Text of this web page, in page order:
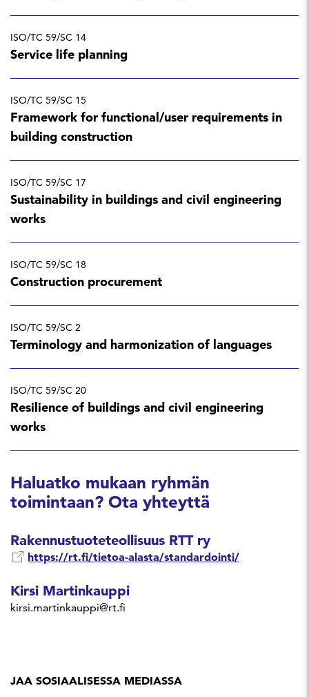
ISO/TC 59/SC 14
Service life planning
ISO/TC 59/SC 15
Framework for functional/user requirements in
building construction
ISO/TC 59/SC 17
Sustainability in buildings and civil engineering
works
ISO/TC 59/SC 18
Construction procurement
ISO/TC 59/SC 2
Terminology and harmonization of languages
ISO/TC 59/SC 20
Resilience of buildings and civil engineering
works
Haluatko mukaan ryhmän
toimintaan? Ota yhteyttä
Rakennustuoteteollisuus RTT ry
https://rt.fi/tietoa-alasta/standardointi/
Kirsi Martinkauppi
kirsi.martinkauppi@rt.fi
JAA SOSIAALISESSA MEDIASSA